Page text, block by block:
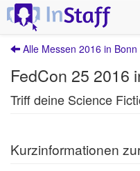
Alle Messen 2016 in Bonn
FedCon 25 2016
Triff deine Science
Kurzinformationen